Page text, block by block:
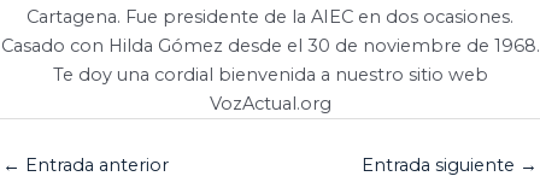
Cartagena. Fue presidente de la AIEC en dos ocasiones.
Casado con Hilda Gómez desde el 30 de noviembre de 1968.
Te doy una cordial bienvenida a nuestro sitio web
VozActual.org
← Entrada anterior Entrada siguiente →